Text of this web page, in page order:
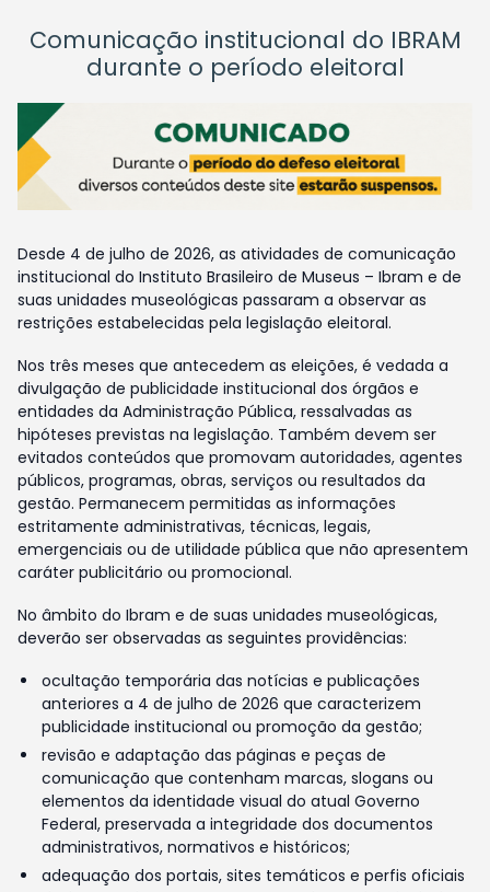
Comunicação institucional do IBRAM
durante o período eleitoral
Desde 4 de julho de 2026, as atividades de comunicação
institucional do Instituto Brasileiro de Museus – Ibram e de
suas unidades museológicas passaram a observar as
restrições estabelecidas pela legislação eleitoral.
Nos três meses que antecedem as eleições, é vedada a
divulgação de publicidade institucional dos órgãos e
entidades da Administração Pública, ressalvadas as
hipóteses previstas na legislação. Também devem ser
evitados conteúdos que promovam autoridades, agentes
públicos, programas, obras, serviços ou resultados da
gestão. Permanecem permitidas as informações
estritamente administrativas, técnicas, legais,
emergenciais ou de utilidade pública que não apresentem
caráter publicitário ou promocional.
No âmbito do Ibram e de suas unidades museológicas,
deverão ser observadas as seguintes providências:
ocultação temporária das notícias e publicações
anteriores a 4 de julho de 2026 que caracterizem
publicidade institucional ou promoção da gestão;
revisão e adaptação das páginas e peças de
comunicação que contenham marcas, slogans ou
elementos da identidade visual do atual Governo
Federal, preservada a integridade dos documentos
administrativos, normativos e históricos;
adequação dos portais, sites temáticos e perfis oficiais